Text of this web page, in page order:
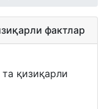
фактлар